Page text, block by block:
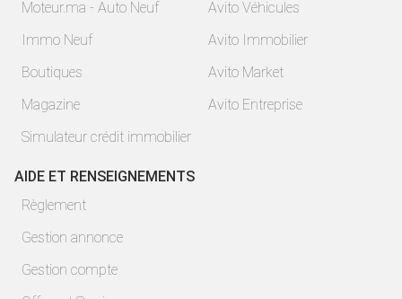
Moteur.ma - Auto Neuf
Immo Neuf
Boutiques
Magazine
Simulateur crédit immobilier
Avito Véhicules
Avito Immobilier
Avito Market
Avito Entreprise
AIDE ET RENSEIGNEMENTS
Règlement
Gestion annonce
Gestion compte